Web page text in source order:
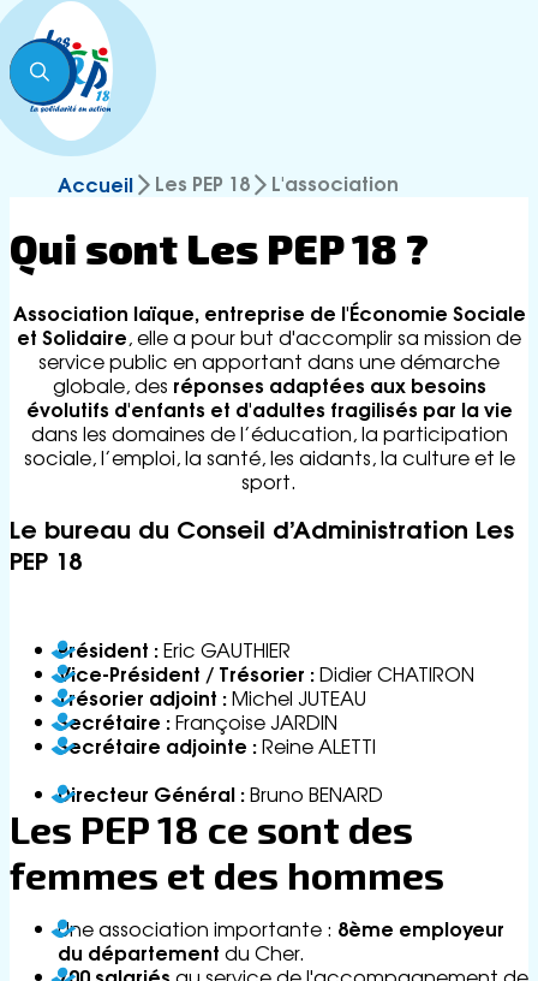
Les PEP 18
L'association
Projet associatif
Recherche et Développement
ARPEP
Coopération / Partenariats
Accompagner les personnes
Établissements et Services
Les dispositifs
Culture
Sport
Soutenir les familles
JADE - Aides aux aidants
PEP 18 Formation
Accompagnement de la personne
Formations adaptées des
Pratiques professionnelles -
Méthodologie
Recommandations aux bonne
pratiques professionnelles
Management - Gestion - Sécurité
Offre de services
Je suis un professionnel
A
c
t
u
al
it
é
e
ss
e
ss
ai
re
R
e
u
e
m
e
n
t
C
Accueil Les PEP 18 L'association
Qui sont Les PEP 18 ?
Association laïque, entreprise de l'Économie Sociale
et Solidaire, elle a pour but d'accomplir sa mission de
service public en apportant dans une démarche
globale, des réponses adaptées aux besoins
évolutifs d'enfants et d'adultes fragilisés par la vie
dans les domaines de l’éducation, la participation
sociale, l’emploi, la santé, les aidants, la culture et le
sport.
Le bureau du Conseil d’Administration Les
PEP 18
Président :Eric GAUTHIER
Vice-Président / Trésorier :Didier CHATIRON
Trésorier adjoint :Michel JUTEAU
Secrétaire :Françoise JARDIN
Secrétaire adjointe :Reine ALETTI
Directeur Général :Bruno BENARD
Les PEP 18 ce sont des
femmes et des hommes
Une association importante : 8ème employeur
du département du Cher.